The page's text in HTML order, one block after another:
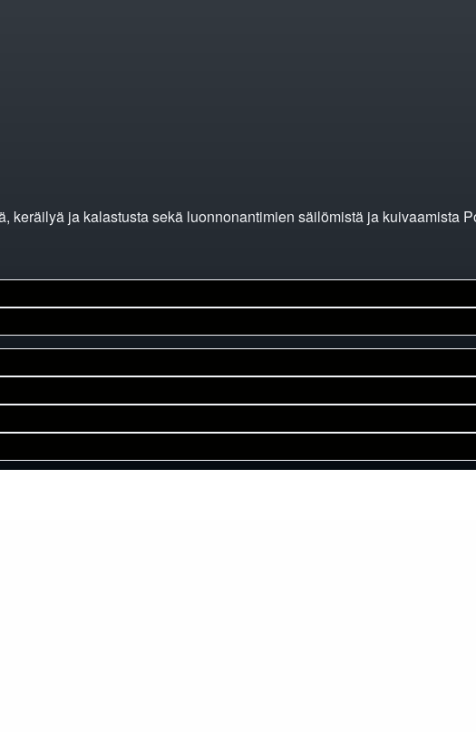
keräilyä ja kalastusta sekä luonnonantimien säilömistä ja kuivaamista